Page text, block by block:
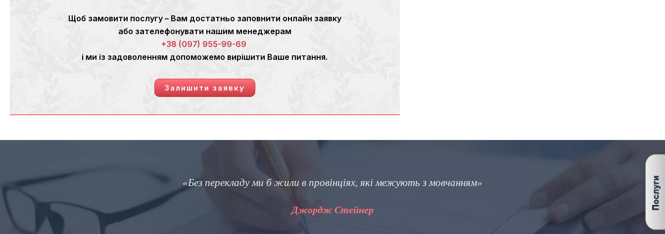
Щоб замовити послугу – Вам достатньо заповнити онлайн заявку
або зателефонувати нашим менеджерам
+38 (097) 955-99-69
і ми із задоволенням допоможемо вирішити Ваше питання.
Залишити заявку
б жили в провінціях, які межують з мовчанням»
Джордж Стейнер
«Різниця між правильним і майже правильним словом, така
Марк Твен